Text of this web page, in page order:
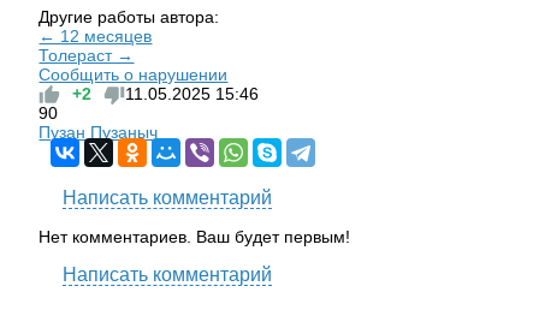
Другие работы автора:
← 12 месяцев
Толераст →
Сообщить о нарушении
+2
11.05.2025 15:46
90
Пузан Пузаныч
Написать комментарий
Нет комментариев. Ваш будет первым!
Написать комментарий